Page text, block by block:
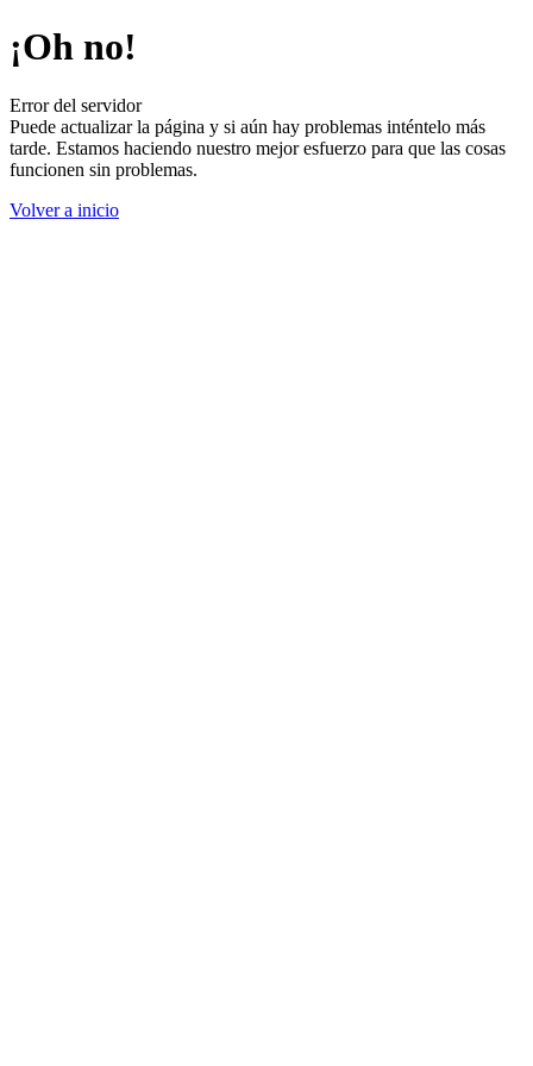
¡Oh no!
Error del servidor
Puede actualizar la página y si aún hay problemas inténtelo más
tarde. Estamos haciendo nuestro mejor esfuerzo para que las cosas
funcionen sin problemas.
Volver a inicio